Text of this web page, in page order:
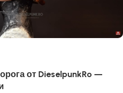
от DieselpunkRo —